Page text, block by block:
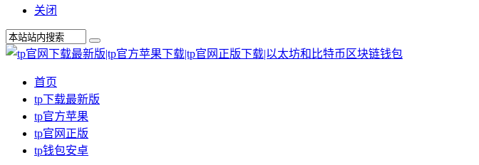
关闭
首页
tp下载最新版
tp官方苹果
tp官网正版
tp钱包安卓